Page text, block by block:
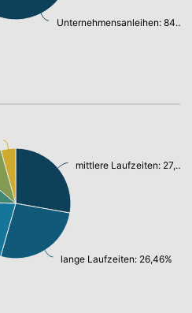
Unternehmensanleihen: 84,19%
mittlere Laufzeiten: 27,59%
lange Laufzeiten: 26,46%